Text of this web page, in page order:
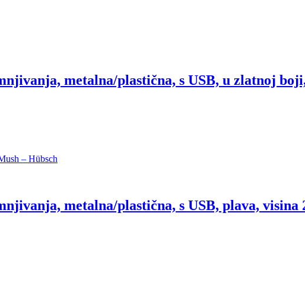
metalna/plastična, s USB, u zlatnoj
metalna/plastična, s USB, plava, visina